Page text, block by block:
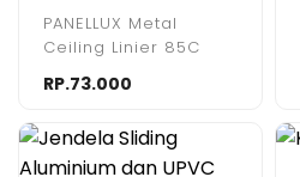
PANELLUX Metal
Ceiling Linier 85C
RP.73.000